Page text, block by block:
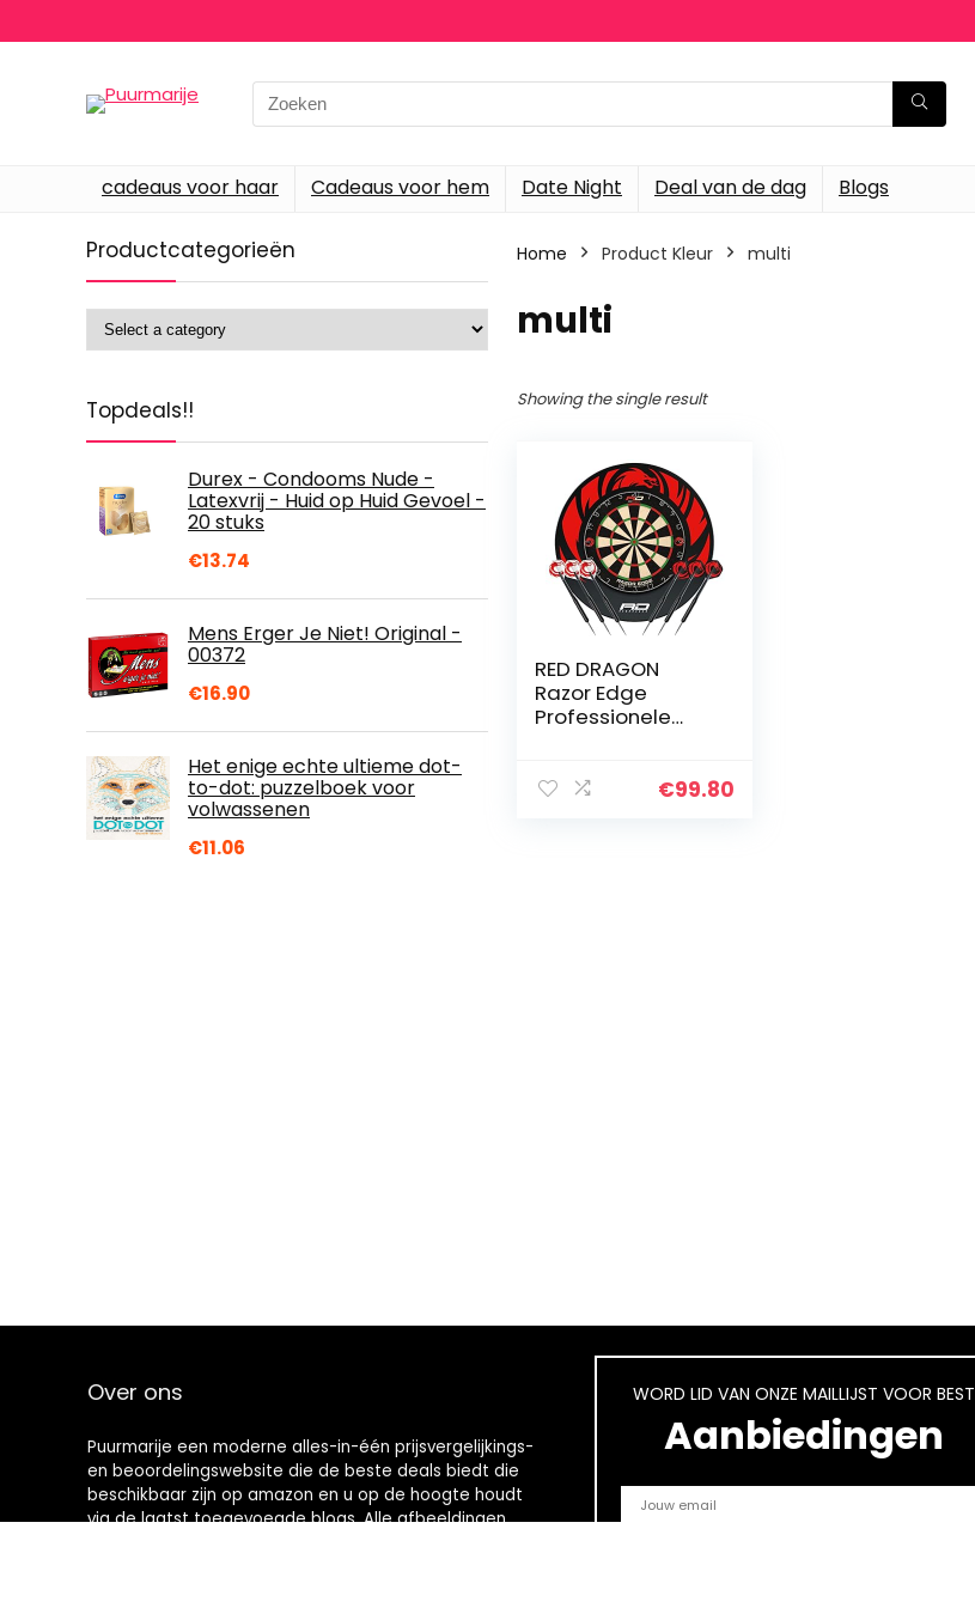
Search
for:
cadeaus voor haar Cadeaus voor hem Date Night Deal van de dag Blogs
Productcategorieën
Topdeals!!
Durex - Condooms Nude -
Latexvrij - Huid op Huid Gevoel -
20 stuks
€13.74
Mens Erger Je Niet! Original -
00372
€16.90
Het enige echte ultieme dot-
to-dot: puzzelboek voor
volwassenen
€11.06
Home Product Kleur ‎multi
‎multi
Showing the single result
RED DRAGON
Razor Edge
Professionele
€99.80
Over ons
Puurmarije een moderne alles-in-één prijsvergelijkings-
en beoordelingswebsite die de beste deals biedt die
beschikbaar zijn op amazon en u op de hoogte houdt
via de laatst toegevoegde blogs. Alle afbeeldingen
WORD LID VAN ONZE MAILLIJST VOOR BEST
Aanbiedingen